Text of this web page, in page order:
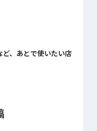
、あとで使いたい店